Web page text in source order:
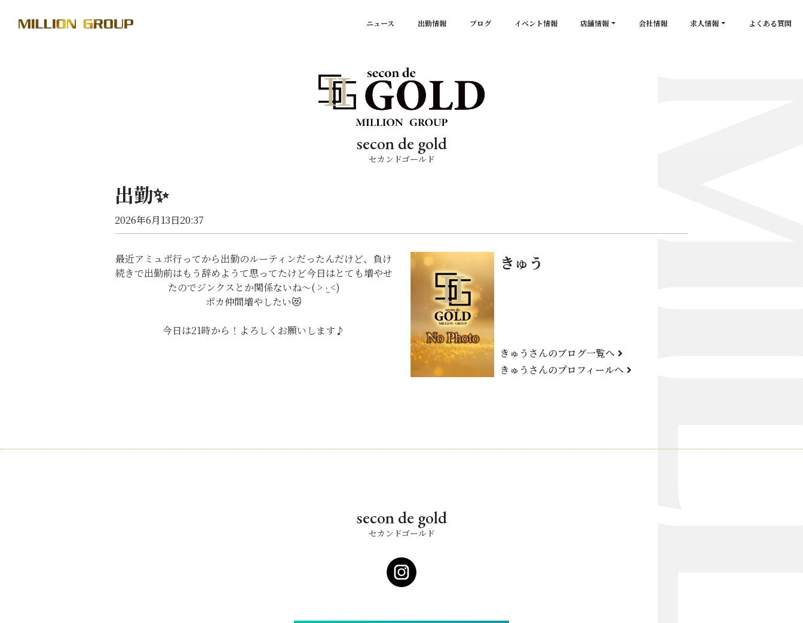
ニュース 出勤情報 ブログ イベント情報 店舗情報
KARMA
SPORTS&DINING SUN(宮古島）
会社情報 求人情報 よくある質問
secon de gold
セカンドゴールド
出勤✨
2026年6月13日20:37
最近アミュポ行ってから出勤のルーティンだったんだけど、負け
続きで出勤前はもう辞めようて思ってたけど今日はとても増やせ
たのでジンクスとか関係ないね〜‎( > ·̫ <)
ポカ仲間増やしたい😻
今日は21時から！よろしくお願いします♪
きゅう
きゅうさんのブログ一覧へ
きゅうさんのプロフィールへ
secon de gold
セカンドゴールド